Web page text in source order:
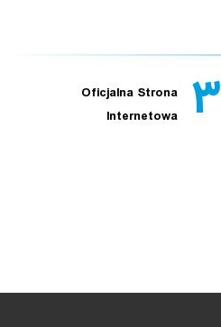
۳
Oficjalna Strona
Internetowa